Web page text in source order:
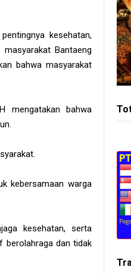
kesehatan,
Bantaeng
bahwa masyarakat
mengatakan bahwa
kebersamaan warga
kesehatan, serta
berolahraga dan tidak